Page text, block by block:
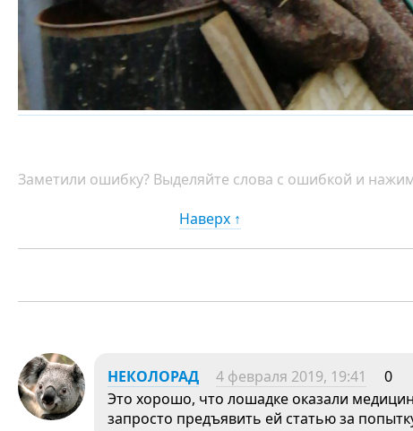
Заметили ошибку? Выделяйте слова с ошибкой и
Наверх ↑
НЕКОЛОРАД 4 февраля 2019, 19:41
0
Это хорошо, что лошадке оказали
запросто предъявить ей статью за